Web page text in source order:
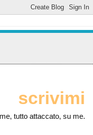
scrivimi
tutto attaccato, su me.